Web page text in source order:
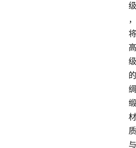
级
，
将
高
级
的
绸
缎
材
质
与